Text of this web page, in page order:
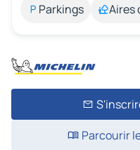
Parkings
Aires
Parcourir